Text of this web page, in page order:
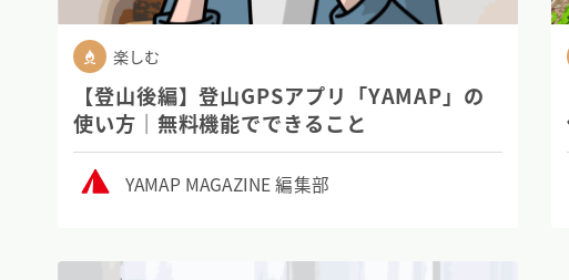
楽しむ
【登山後編】登山GPSアプリ「YAMAP」の
使い方｜無料機能でできること
YAMAP MAGAZINE 編集部